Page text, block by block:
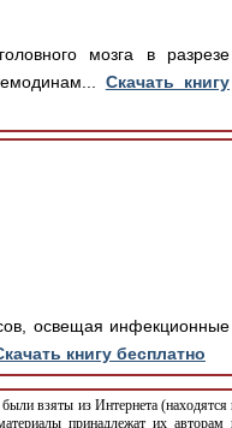
мозга в разрезе
Скачать книгу
освещая инфекционные
книгу бесплатно
взяты из Интернета (находятся
принадлежат их авторам